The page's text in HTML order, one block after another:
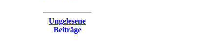
Ungelesene
Beiträge